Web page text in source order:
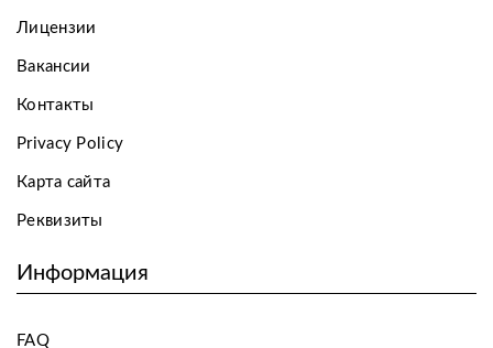
Лицензии
Вакансии
Контакты
Privacy Policy
Карта сайта
Реквизиты
Информация
FAQ